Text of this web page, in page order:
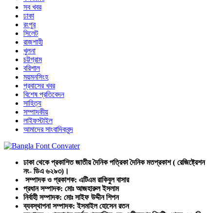
সব খবর
ঢাকা
রংপুর
সিলেট
রাজশাহী
খুলনা
চট্টগ্রাম
বরিশাল
ময়মনসিংহ
প্রবাসের খবর
বিশেষ প্রতিবেদন
সাহিত্য
সম্পাদকীয়
লাইফস্টাইল
আমাদের সাংবাদিকবৃন্দ
ঢাকা থেকে প্রকাশিত জাতীয় দৈনিক পত্রিকা দৈনিক মতপ্রকাশ ( রেজিষ্ট্রেশন
নং- ডিএ ৬২৯৩)।
সম্পাদক ও প্রকাশক: এটিএম রাকিবুল বাসার
প্রধান সম্পাদক: মোঃ আজহারুল ইসলাম
নির্বাহী সম্পাদক: মোঃ সাইফ উদ্দীন শিপন
ব্যবস্থাপনা সম্পাদক: ইসমাইল হোসেন রতন